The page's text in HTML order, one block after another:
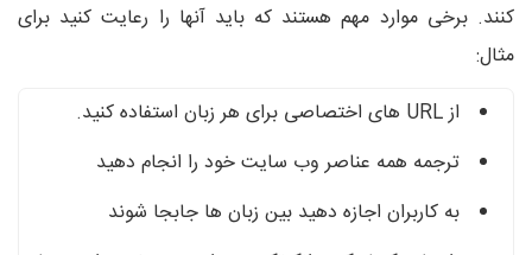
کنند. برخی موارد مهم هستند که باید آنها را رعایت کنید برای
مثال:
از URL های اختصاصی برای هر زبان استفاده کنید.
ترجمه همه عناصر وب سایت خود را انجام دهید
به کاربران اجازه دهید بین زبان ها جابجا شوند